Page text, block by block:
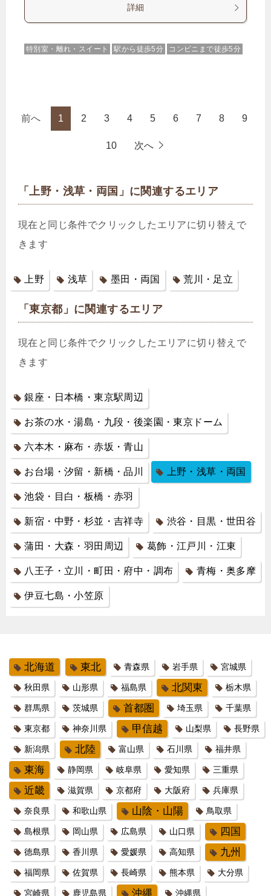
詳細
特別室・離れ・スイート 駅から徒歩5分 コンビニまで徒歩5分
前へ 1 2 3 4 5 6 7 8 9
10 次へ
「上野・浅草・両国」に関連するエリア
現在と同じ条件でクリックしたエリアに切り替えで
きます
上野 浅草 墨田・両国 荒川・足立
「東京都」に関連するエリア
現在と同じ条件でクリックしたエリアに切り替えで
きます
銀座・日本橋・東京駅周辺
お茶の水・湯島・九段・後楽園・東京ドーム
六本木・麻布・赤坂・青山
お台場・汐留・新橋・品川 上野・浅草・両国
池袋・目白・板橋・赤羽
新宿・中野・杉並・吉祥寺 渋谷・目黒・世田谷
蒲田・大森・羽田周辺 葛飾・江戸川・江東
八王子・立川・町田・府中・調布 青梅・奥多摩
伊豆七島・小笠原
北海道 東北 青森県 岩手県 宮城県
秋田県 山形県 福島県 北関東 栃木県
群馬県 茨城県 首都圏 埼玉県 千葉県
東京都 神奈川県 甲信越 山梨県 長野県
新潟県 北陸 富山県 石川県 福井県
東海 静岡県 岐阜県 愛知県 三重県
近畿 滋賀県 京都府 大阪府 兵庫県
奈良県 和歌山県 山陰・山陽 鳥取県
島根県 岡山県 広島県 山口県 四国
徳島県 香川県 愛媛県 高知県 九州
福岡県 佐賀県 長崎県 熊本県 大分県
宮崎県 鹿児島県 沖縄 沖縄県